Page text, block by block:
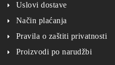
Uslovi dostave
Način plaćanja
Pravila o zaštiti privatnosti
Proizvodi po narudžbi